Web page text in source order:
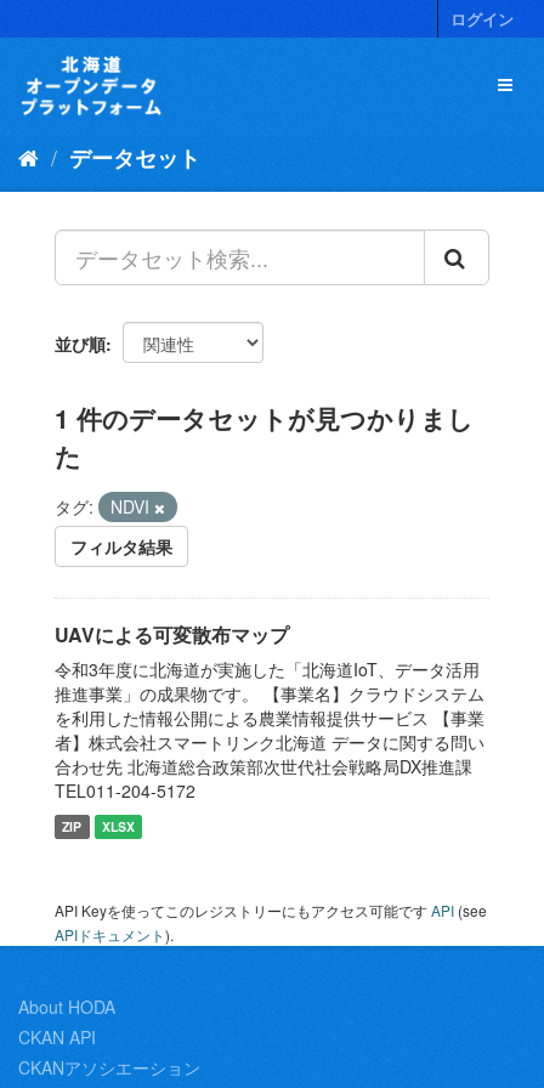
キ
ログイン
データセット
並び順
1 件のデータセットが見つかりまし
た
タグ:
NDVI
フィルタ結果
UAVによる可変散布マップ
令和3年度に北海道が実施した「北海道IoT、データ活用
推進事業」の成果物です。 【事業名】クラウドシステム
を利用した情報公開による農業情報提供サービス 【事業
者】株式会社スマートリンク北海道 データに関する問い
合わせ先 北海道総合政策部次世代社会戦略局DX推進課
TEL011-204-5172
ZIP XLSX
API Keyを使ってこのレジストリーにもアクセス可能ですAPI (see
APIドキュメント).
About HODA
CKAN API
CKANアソシエーション